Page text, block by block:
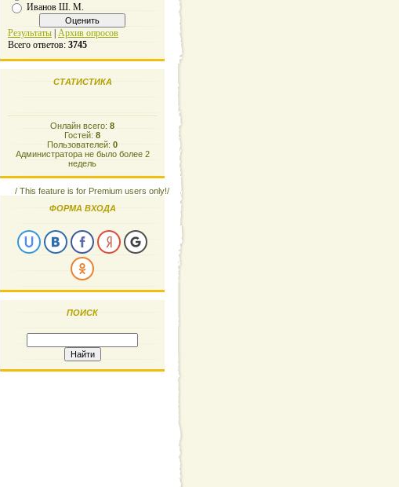
Иванов Ш. М.
Результаты Архив опросов
Всего ответов: 3745
СТАТИСТИКА
Онлайн всего: 8
Гостей: 8
Пользователей: 0
Администратора не было более 2
недель
/ This feature is for Premium users only!/
ФОРМА ВХОДА
ПОИСК